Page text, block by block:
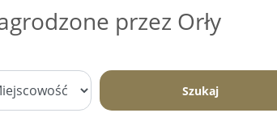
przez Orły
Szukaj